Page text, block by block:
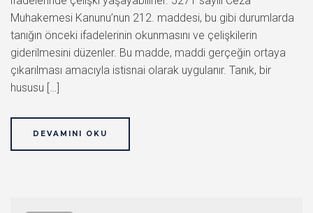
Muhakemesi Kanunu’nun 212. maddesi, bu gibi durumlarda
tanığın önceki ifadelerinin okunmasını ve çelişkilerin
giderilmesini düzenler. Bu madde, maddi gerçeğin ortaya
çıkarılması amacıyla istisnai olarak uygulanır. Tanık, bir
hususu […]
DEVAMINI OKU